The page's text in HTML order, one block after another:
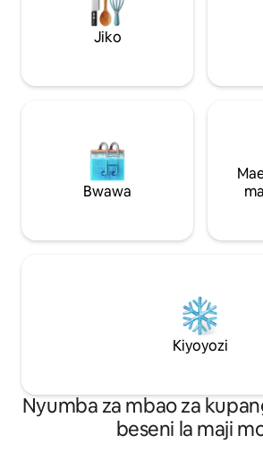
Mechi ya kuni ya kupendeza * Sitaha
kubwa yenye mandhari ya mlima na
mteremko wa ski * Karibu na maeneo ya
kwenye ubao kwenye theluji,
Jiko
Bwawa
Kiyoyozi
Nyumba za mbao za
beseni la maji